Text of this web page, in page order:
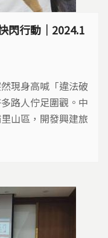
閃行動｜2024.1
現身高喊「違法破
路人佇足圍觀。中
山區，開發興建旅
目屬於農地與林
白魚生存，以及
抗議活動。一新里
，還未通過環